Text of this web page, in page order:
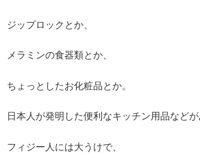
ジップロックとか、
メラミンの食器類とか、
ちょっとしたお化粧品とか。
日本人が発明した便利なキッチン用品など
フィジー人には大うけで、